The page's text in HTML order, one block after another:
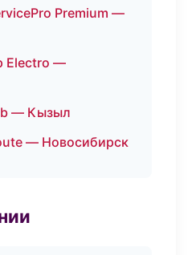
Premium —
Electro —
— Кызыл
— Новосибирск